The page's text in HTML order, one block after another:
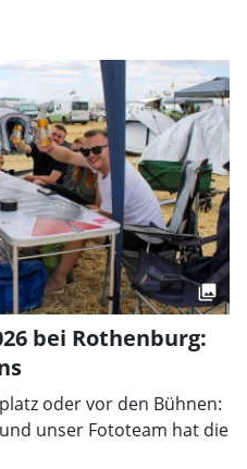
bei Rothenburg:
oder vor den Bühnen:
unser Fototeam hat die